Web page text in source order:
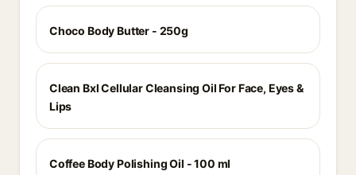
Choco Body Butter - 250g
Clean Bxl Cellular Cleansing Oil For Face, Eyes &
Lips
Coffee Body Polishing Oil - 100 ml